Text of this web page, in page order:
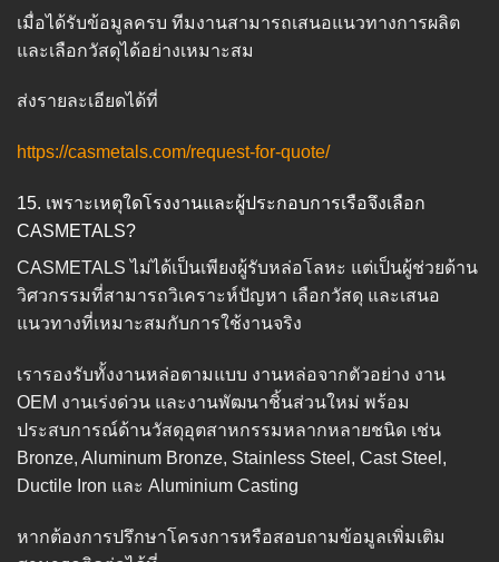
เมื่อได้รับข้อมูลครบ ทีมงานสามารถเสนอแนวทางการผลิต
และเลือกวัสดุได้อย่างเหมาะสม
ส่งรายละเอียดได้ที่
https://casmetals.com/request-for-quote/
15. เพราะเหตุใดโรงงานและผู้ประกอบการเรือจึงเลือก
CASMETALS?
CASMETALS ไม่ได้เป็นเพียงผู้รับหล่อโลหะ แต่เป็นผู้ช่วยด้าน
วิศวกรรมที่สามารถวิเคราะห์ปัญหา เลือกวัสดุ และเสนอ
แนวทางที่เหมาะสมกับการใช้งานจริง
เรารองรับทั้งงานหล่อตามแบบ งานหล่อจากตัวอย่าง งาน
OEM งานเร่งด่วน และงานพัฒนาชิ้นส่วนใหม่ พร้อม
ประสบการณ์ด้านวัสดุอุตสาหกรรมหลากหลายชนิด เช่น
Bronze, Aluminum Bronze, Stainless Steel, Cast Steel,
Ductile Iron และ Aluminium Casting
หากต้องการปรึกษาโครงการหรือสอบถามข้อมูลเพิ่มเติม